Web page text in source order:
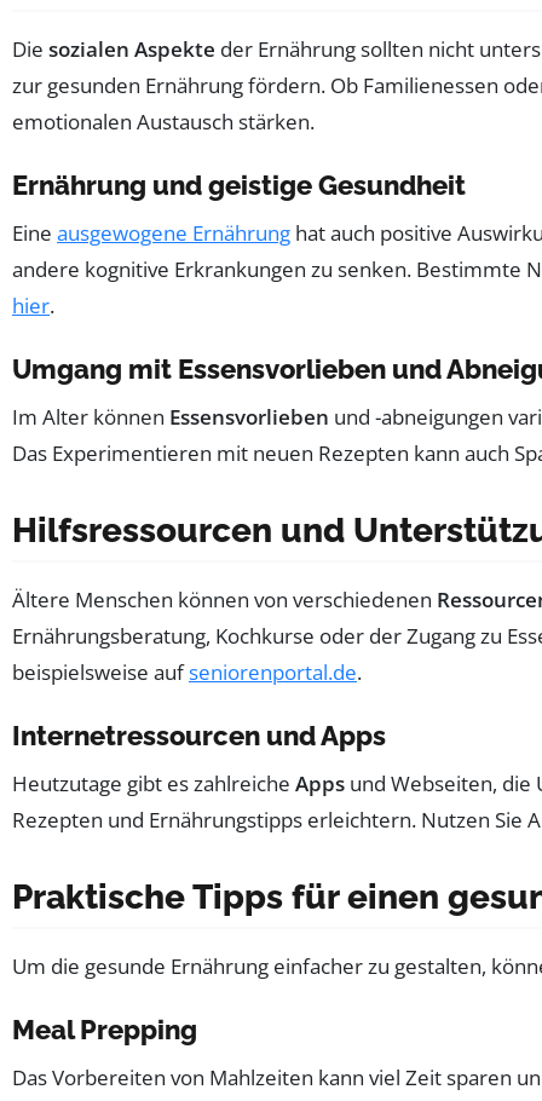
Die sozialen Aspekte der Ernährung sollten nicht
zur gesunden Ernährung fördern. Ob Familienessen
emotionalen Austausch stärken.
Ernährung und geistige Gesundheit
Eine ausgewogene Ernährung hat auch positive
andere kognitive Erkrankungen zu senken. Bestimmte
hier.
Umgang mit Essensvorlieben und
Im Alter können Essensvorlieben und -abneigungen
Das Experimentieren mit neuen Rezepten kann auch
Hilfsressourcen und
Ältere Menschen können von verschiedenen
Ernährungsberatung, Kochkurse oder der Zugang zu
beispielsweise aufseniorenportal.de.
Internetressourcen und Apps
Heutzutage gibt es zahlreiche Apps und Webseiten, die
Rezepten und Ernährungstipps erleichtern. Nutzen Sie
Praktische Tipps für einen
Um die gesunde Ernährung einfacher zu gestalten,
Meal Prepping
Das Vorbereiten von Mahlzeiten kann viel Zeit sparen